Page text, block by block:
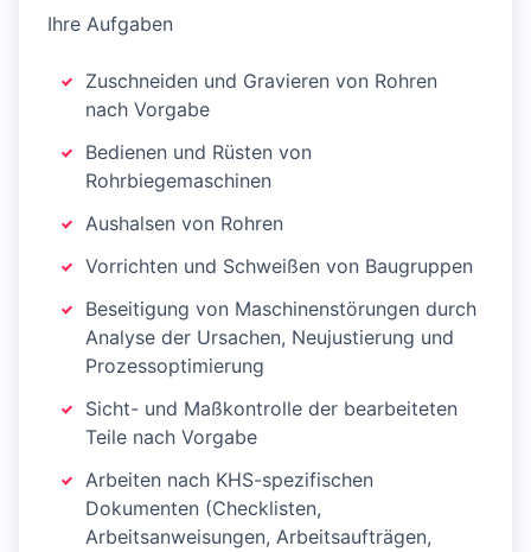
Ihre Aufgaben
Zuschneiden und Gravieren von Rohren
nach Vorgabe
Bedienen und Rüsten von
Rohrbiegemaschinen
Aushalsen von Rohren
Vorrichten und Schweißen von Baugruppen
Beseitigung von Maschinenstörungen durch
Analyse der Ursachen, Neujustierung und
Prozessoptimierung
Sicht- und Maßkontrolle der bearbeiteten
Teile nach Vorgabe
Arbeiten nach KHS-spezifischen
Dokumenten (Checklisten,
Arbeitsanweisungen, Arbeitsaufträgen,